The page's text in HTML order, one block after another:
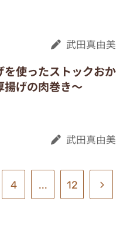
武田真由美
を使ったストックおか
揚げの肉巻き～
武田真由美
4 ... 12